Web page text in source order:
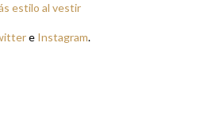
estilo al vestir
e Instagram.